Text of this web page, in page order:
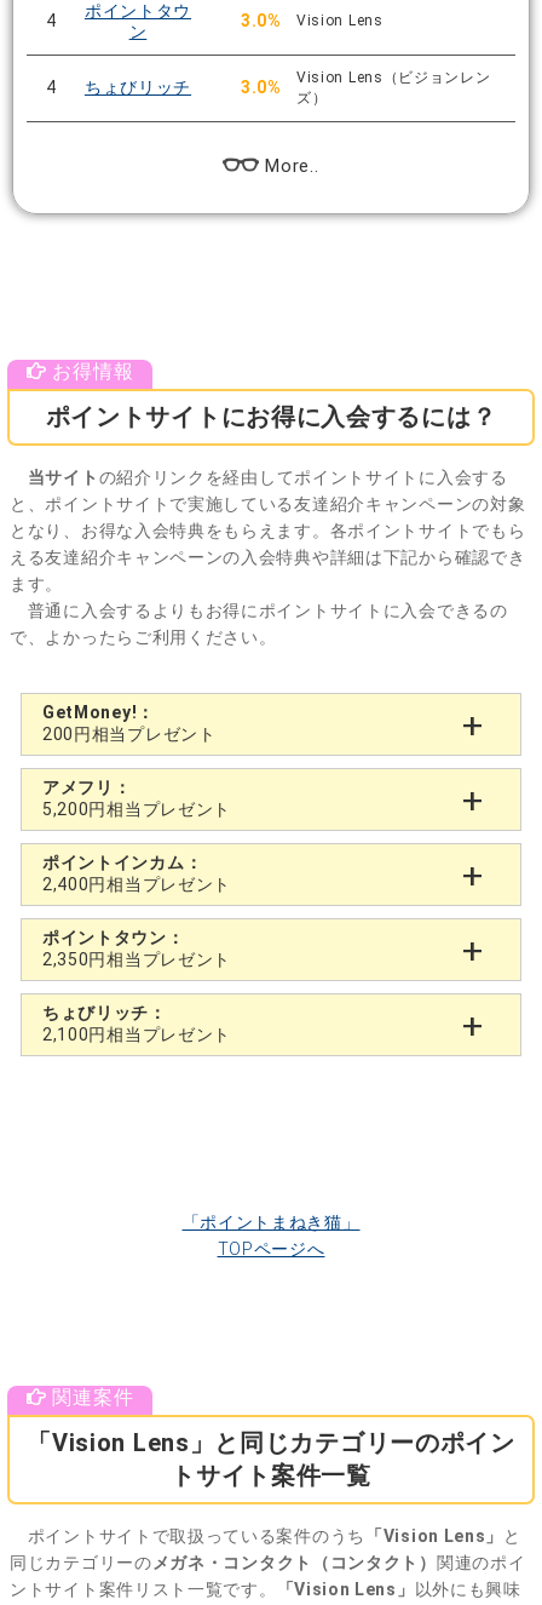
4
ポイントタウ
ン
3.0% Vision Lens
4 ちょびリッチ 3.0%
Vision Lens（ビジョンレン
ズ）
More..
ポイントサイトにお得に入会するには？
当サイト の紹介リンクを経由してポイントサイトに入会する
と、ポイントサイトで実施している友達紹介キャンペーンの対象
となり、お得な入会特典をもらえます。各ポイントサイトでもら
える友達紹介キャンペーンの入会特典や詳細は下記から確認でき
ます。
普通に入会するよりもお得にポイントサイトに入会できるの
で、よかったらご利用ください。
GetMoney!：
200円相当プレゼント
アメフリ：
5,200円相当プレゼント
ポイントインカム：
2,400円相当プレゼント
ポイントタウン：
2,350円相当プレゼント
ちょびリッチ：
2,100円相当プレゼント
「ポイントまねき猫」
TOPページへ
「Vision Lens」と同じカテゴリーのポイン
トサイト案件一覧
ポイントサイトで取扱っている案件のうち 「Vision Lens」
と
同じカテゴリーの メガネ・コンタクト（コンタクト） 関連のポイ
ントサイト案件リスト一覧です。
「Vision Lens」
以外にも興味